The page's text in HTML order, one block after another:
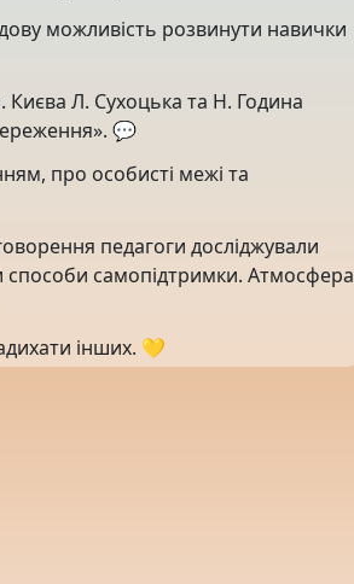
можливість розвинути навички
Києва Л. Сухоцька та Н. Година
💬
про особисті межі та
педагоги досліджували
способи самопідтримки. Атмосфера
інших. 💛